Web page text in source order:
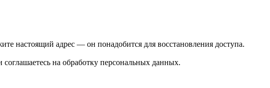
настоящий адрес — он понадобится для восстановления доступа.
соглашаетесь на обработку персональных данных.